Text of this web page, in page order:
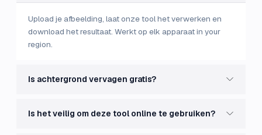
Upload je afbeelding, laat onze tool het verwerken en
download het resultaat. Werkt op elk apparaat in your
region.
Is achtergrond vervagen gratis?
Is het veilig om deze tool online te gebruiken?